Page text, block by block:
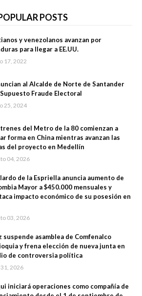
POSTS
y venezolanos avanzan por
para llegar a EE.UU.
17, 2022
al Alcalde de Norte de Santander
Fraude Electoral
25, 2024
del Metro de la 80 comienzan a
forma en China mientras avanzan las
del proyecto en Medellín
04, 2026
de la Espriella anuncia aumento de
Mayor a $450.000 mensuales y
impacto económico de su posesión en
03, 2026
suspende asamblea de Comfenalco
y frena elección de nueva junta en
de controversia política
2026
iniciará operaciones como compañía de